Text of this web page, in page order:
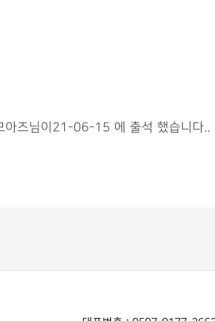
아즈님이21-06-15 에 출석 했습니다..